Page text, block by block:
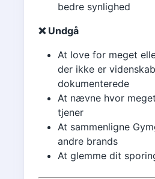
bedre synlighed
❌ Undgå
At love for meget
der ikke er
dokumenterede
At nævne hvor
tjener
At sammenligne
andre brands
At glemme dit